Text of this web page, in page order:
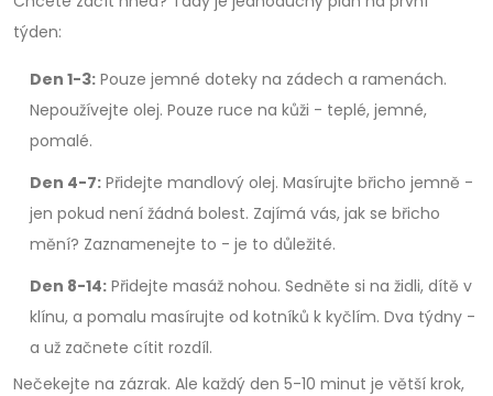
týden:
Den 1-3: Pouze jemné doteky na zádech a ramenách.
Nepoužívejte olej. Pouze ruce na kůži - teplé, jemné,
pomalé.
Den 4-7: Přidejte mandlový olej. Masírujte břicho jemně -
jen pokud není žádná bolest. Zajímá vás, jak se břicho
mění? Zaznamenejte to - je to důležité.
Den 8-14: Přidejte masáž nohou. Sedněte si na židli, dítě v
klínu, a pomalu masírujte od kotníků k kyčlím. Dva týdny -
a už začnete cítit rozdíl.
Nečekejte na zázrak. Ale každý den 5-10 minut je větší krok,